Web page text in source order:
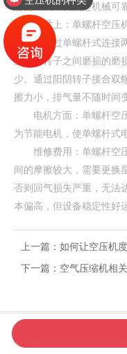
需的压气，优点是机械可
技术上：单螺杆空压机
压缩机通过单螺杆式连
星轮与转子之间磨损的磨
少。通过阳阴转子接合双
擦力小，排气量不随时间
电机方面：单螺杆空压
为节能电机，使单螺杆式
维修费用：单螺杆空压
间的摩擦较大，需要更换
否则回气损失严重，无法
本偏高，但设备稳定性好
上一篇： 如何让空压机
下一篇： 空气压缩机相